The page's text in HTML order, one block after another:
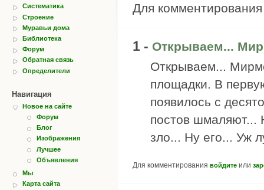
Систематика
Строение
Муравьи дома
Библиотека
Форум
Обратная связь
Определители
Навигация
Новое на сайте
Форум
Блог
Изображения
Лучшее
Объявления
Мы
Карта сайта
Для
1 - Открываем...
Открываем...
площадки. В
появилось с
постов шмаляют...
зло... Ну его... Уж
Для комментирования войдите или